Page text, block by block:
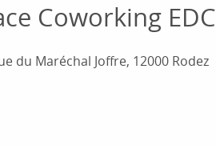
Coworking EDC
du Maréchal Joffre, 12000 Rodez